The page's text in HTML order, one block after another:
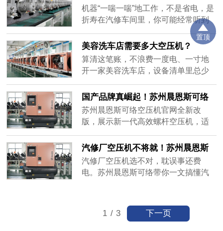
符合GB3853国家标准（等效ISO1217
附录C），额定功率、排气量等核心参
数均需经过第三方权威检测验证，这
也是功率选型的基础前提。
命”
机器“一喘一喘”地工作，不是省电，是
折寿在汽修车间里，你可能经常听到
这样的声音：空压机“嗡——”地启动，
运行几十秒，压力到了，“嗒”一声停
下；没过两分钟，压力一掉，又“嗡
——”地启动……如此反复，一天可能
要重复几十上百次。很多老板觉得这
这种频繁的“启停-加载-卸载......
美容洗车店需要多大空压机？
算清这笔账，不浪费一度电、一寸地
开一家美容洗车店，设备清单里总少
力，帮吹尘枪清理缝隙，让泡沫喷枪
打出均匀的泡沫。但很多老板在选购
时犯了难：买小了，高峰期供不上
气，耽误生意；买大了，机器整天“空
来算笔明白账。第一步：看看你的“耗
气大......
国产品牌真崛起！苏州晨恩斯可络
空压机官网全面升级！
苏州晨恩斯可络空压机官网全新改
版，展示新一代高效螺杆空压机，适
汽修厂空压机不将就！苏州晨恩斯
可络告诉你怎样选靠谱设备
汽修厂空压机选不对，耽误事还费
电。苏州晨恩斯可络带你一文搞懂汽
1 / 3 下一页
置顶